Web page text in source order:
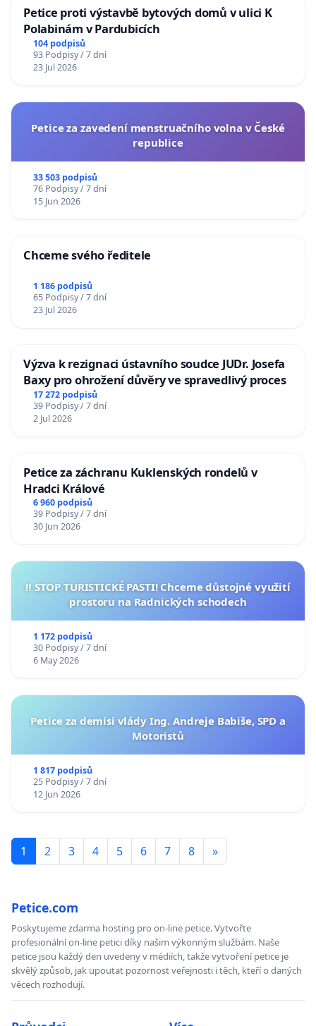
Petice proti výstavbě bytových domů v ulici K
Polabinám v Pardubicích
104 podpisů
93 Podpisy / 7 dní
23 Jul 2026
Petice za zavedení menstruačního volna v České
republice
33 503 podpisů
76 Podpisy / 7 dní
15 Jun 2026
Chceme svého ředitele
1 186 podpisů
65 Podpisy / 7 dní
23 Jul 2026
Výzva k rezignaci ústavního soudce JUDr. Josefa
Baxy pro ohrožení důvěry ve spravedlivý proces
17 272 podpisů
39 Podpisy / 7 dní
2 Jul 2026
Petice za záchranu Kuklenských rondelů v
Hradci Králové
6 960 podpisů
39 Podpisy / 7 dní
30 Jun 2026
‼️ STOP TURISTICKÉ PASTI! Chceme důstojné využití
prostoru na Radnických schodech
1 172 podpisů
30 Podpisy / 7 dní
6 May 2026
Petice za demisi vlády Ing. Andreje Babiše, SPD a
Motoristů
1 817 podpisů
25 Podpisy / 7 dní
12 Jun 2026
1 2 3 4 5 6 7 8 »
Petice.com
Poskytujeme zdarma hosting pro on-line petice. Vytvořte
profesionální on-line petici díky našim výkonným službám. Naše
petice jsou každý den uvedeny v médiích, takže vytvoření petice je
skvělý způsob, jak upoutat pozornost veřejnosti i těch, kteří o daných
věcech rozhodují.